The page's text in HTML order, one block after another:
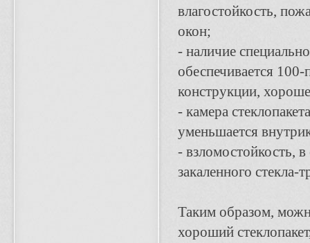
влагостойкость,
окон;
- наличие
обеспечивается 100-
конструкции,
- камера
уменьшается
- взломостойкость,
закаленного
Таким образом,
хороший